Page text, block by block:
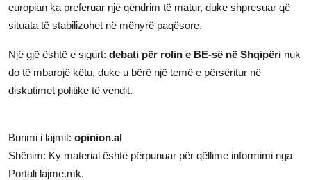
europian ka preferuar një qëndrim të matur, duke shpresuar që
situata të stabilizohet në mënyrë paqësore.
Një gjë është e sigurt: debati për rolin e BE-së në Shqipëri nuk
do të mbarojë këtu, duke u bërë një temë e përsëritur në
diskutimet politike të vendit.
Burimi i lajmit: opinion.al
Shënim: Ky material është përpunuar për qëllime informimi nga
Portali lajme.mk.